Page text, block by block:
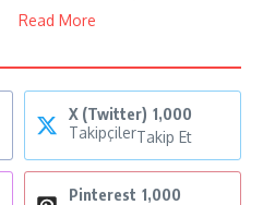
Read More
X (Twitter) 1,000
TakipçilerTakip Et
Pinterest 1,000